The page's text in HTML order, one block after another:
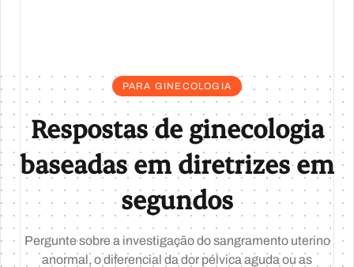
PARA GINECOLOGIA
Respostas de ginecologia
baseadas em diretrizes em
segundos
Pergunte sobre a investigação do sangramento uterino
anormal, o diferencial da dor pélvica aguda ou as